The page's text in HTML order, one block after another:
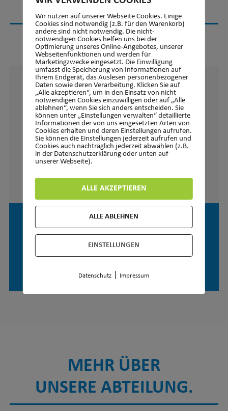
ANSPRECHPARTNER
ABTEILUNGSLEITER UND TRAINER
GÜNTHER CRASS
MEHR ÜBER
UNSERE ABTEILUNG.
Wir nutzen auf unserer Webseite Cookies. Einige
Cookies sind notwendig (z.B. für den Warenkorb)
andere sind nicht notwendig. Die nicht-
notwendigen Cookies helfen uns bei der
Optimierung unseres Online-Angebotes, unserer
Webseitenfunktionen und werden für
Marketingzwecke eingesetzt. Die Einwilligung
umfasst die Speicherung von Informationen auf
Ihrem Endgerät, das Auslesen personenbezogener
Daten sowie deren Verarbeitung. Klicken Sie auf
„Alle akzeptieren“, um in den Einsatz von nicht
notwendigen Cookies einzuwilligen oder auf „Alle
ablehnen“, wenn Sie sich anders entscheiden. Sie
können unter „Einstellungen verwalten“ detaillierte
Informationen der von uns eingesetzten Arten von
Cookies erhalten und deren Einstellungen aufrufen.
Sie können die Einstellungen jederzeit aufrufen und
Cookies auch nachträglich jederzeit abwählen (z.B.
in der Datenschutzerklärung oder unten auf
unserer Webseite).
ALLE AKZEPTIEREN
ALLE ABLEHNEN
EINSTELLUNGEN
Datenschutz Impressum